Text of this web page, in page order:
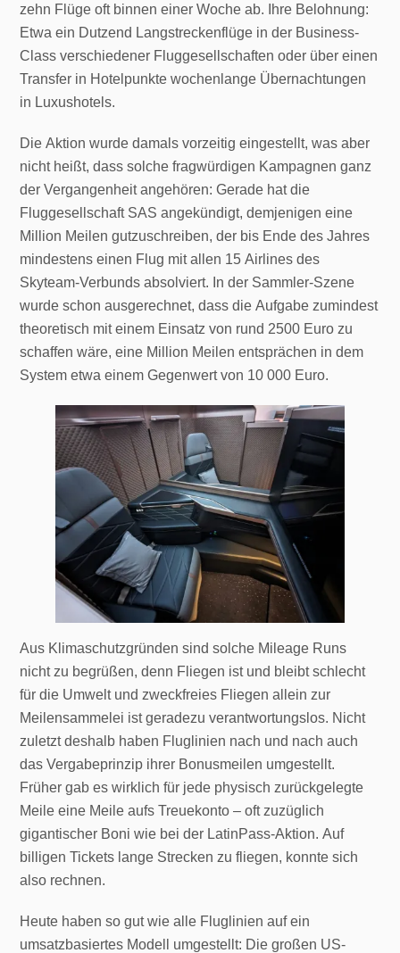
zehn Flüge oft binnen einer Woche ab. Ihre Belohnung:
Etwa ein Dutzend Langstreckenflüge in der Business-
Class verschiedener Fluggesellschaften oder über einen
Transfer in Hotelpunkte wochenlange Übernachtungen
in Luxushotels.
Die Aktion wurde damals vorzeitig eingestellt, was aber
nicht heißt, dass solche fragwürdigen Kampagnen ganz
der Vergangenheit angehören: Gerade hat die
Fluggesellschaft SAS angekündigt, demjenigen eine
Million Meilen gutzuschreiben, der bis Ende des Jahres
mindestens einen Flug mit allen 15 Airlines des
Skyteam-Verbunds absolviert. In der Sammler-Szene
wurde schon ausgerechnet, dass die Aufgabe zumindest
theoretisch mit einem Einsatz von rund 2500 Euro zu
schaffen wäre, eine Million Meilen entsprächen in dem
System etwa einem Gegenwert von 10 000 Euro.
Aus Klimaschutzgründen sind solche Mileage Runs
nicht zu begrüßen, denn Fliegen ist und bleibt schlecht
für die Umwelt und zweckfreies Fliegen allein zur
Meilensammelei ist geradezu verantwortungslos. Nicht
zuletzt deshalb haben Fluglinien nach und nach auch
das Vergabeprinzip ihrer Bonusmeilen umgestellt.
Früher gab es wirklich für jede physisch zurückgelegte
Meile eine Meile aufs Treuekonto – oft zuzüglich
gigantischer Boni wie bei der LatinPass-Aktion. Auf
billigen Tickets lange Strecken zu fliegen, konnte sich
also rechnen.
Heute haben so gut wie alle Fluglinien auf ein
umsatzbasiertes Modell umgestellt: Die großen US-